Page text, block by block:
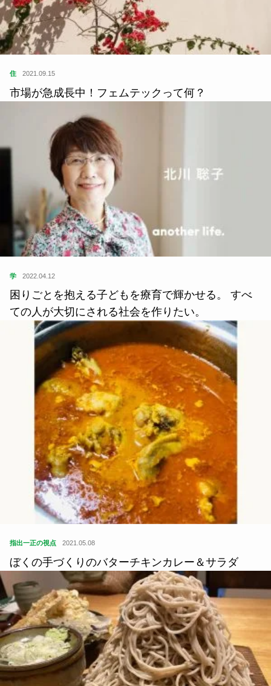
住 2021.09.15
市場が急成長中！フェムテックって何？
学 2022.04.12
困りごとを抱える子どもを療育で輝かせる。 すべ
ての人が大切にされる社会を作りたい。
指出一正の視点 2021.05.08
ぼくの手づくりのバターチキンカレー＆サラダ